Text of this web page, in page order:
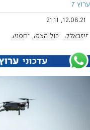
ערוץ 7
12.08.21, 21:11
חיזבאללה גבול הצפון רחפנים